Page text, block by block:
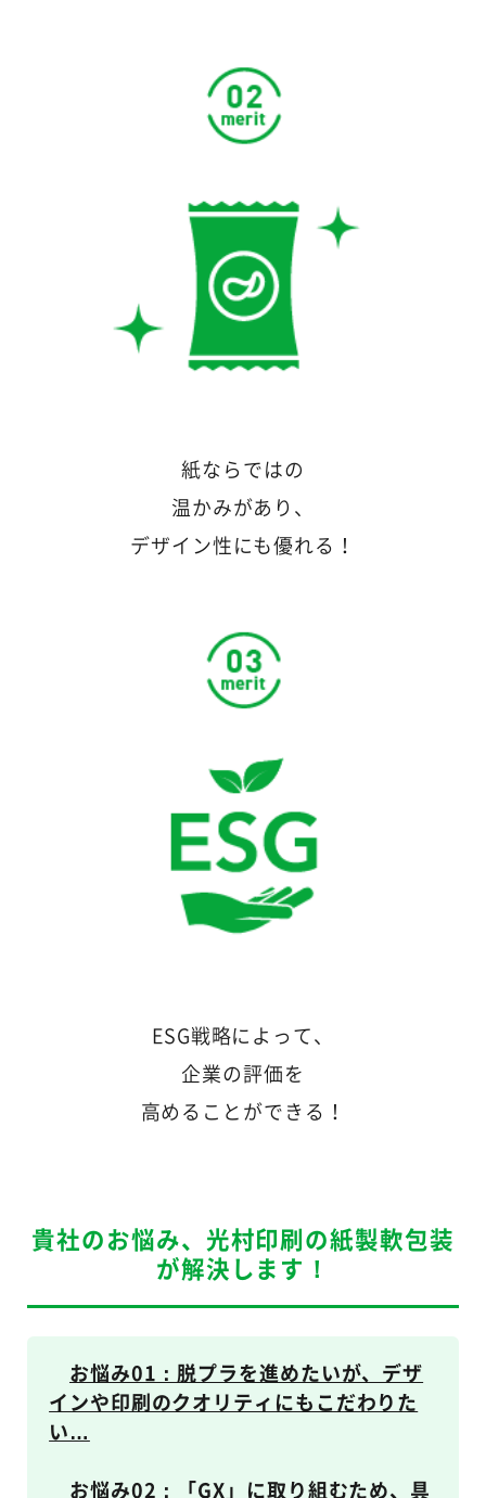
紙ならではの
温かみがあり、
デザイン性にも優れる！
ESG戦略によって、
企業の評価を
高めることができる！
貴社のお悩み、光村印刷の紙製軟包装
が解決します！
お悩み01：脱プラを進めたいが、デザ
インや印刷のクオリティにもこだわりた
い…
お悩み02：「GX」に取り組むため、具